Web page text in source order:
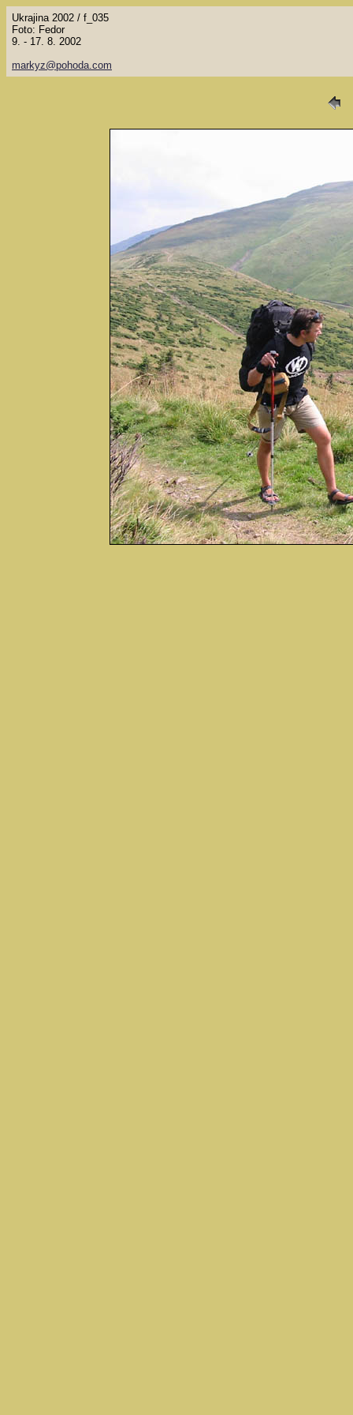
Ukrajina 2002 / f_035
Foto: Fedor
9. - 17. 8. 2002
markyz@pohoda.com